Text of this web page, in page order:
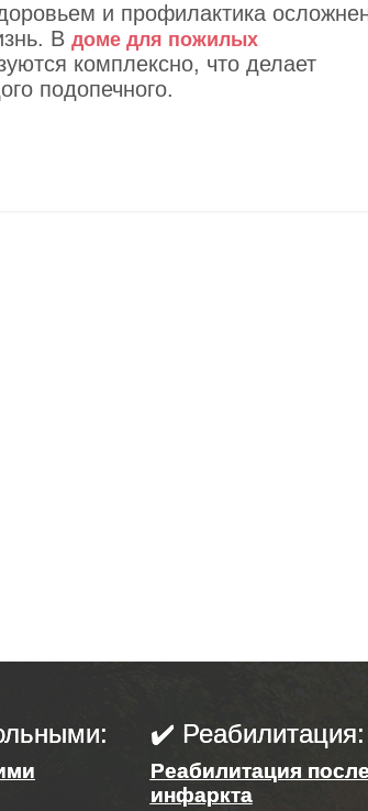
и профилактика
В доме для пожилых
комплексно, что делает
подопечного.
✔️ Реабилитация:
Реабилитация после
инфаркта